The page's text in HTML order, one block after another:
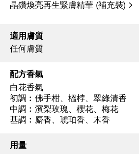
晶鑽煥亮再生緊膚精華 (補充裝) >
適用膚質
任何膚質
配方香氣
白花香氣
初調︰佛手柑、榲桲、翠綠清香
中調︰濱梨玫瑰、櫻花、梅花
基調︰麝香、琥珀香、木香
用量